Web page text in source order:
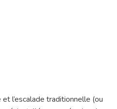
l’escalade traditionnelle (ou